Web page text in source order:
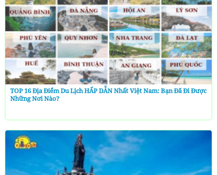
TOP 16 Địa Điểm Du Lịch HẤP DẪN Nhất Việt Nam: Bạn Đã Đi Được
Những Nơi Nào?